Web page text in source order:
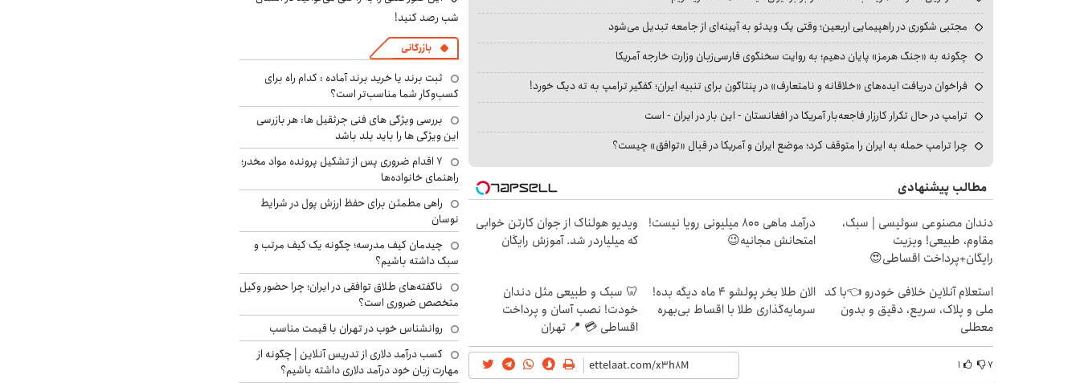
مجتبی شکوری در راهپیمایی اربعین؛ وقتی یک ویدئو به آیینه‌ای از جامعه تبدیل می‌شود
چگونه به «جنگ هرمز» پایان دهیم؛ به روایت سخنگوی فارسی‌زبان وزارت خارجه آمریکا
فراخوان دریافت ایده‌های «خلاقانه و نامتعارف» در پنتاگون برای تنبیه ایران؛ کفگیر ترامپ به ته دیگ خورد!
ترامپ در حال تکرار کارزار فاجعه‌بار آمریکا در افغانستان - این بار در ایران - است
چرا ترامپ حمله به ایران را متوقف کرد؛ موضع ایران و آمریکا در قبال «توافق» چیست؟
مطالب پیشنهادی
دندان مصنوعی سوئیسی | سبک،
مقاوم، طبیعی! ویزیت
رایگان+پرداخت اقساطی😍
درآمد ماهی 800 میلیونی رویا نیست!
امتحانش مجانیه😉
ویدیو هولناک از جوان کارتن خوابی
که میلیاردر شد. آموزش رایگان
استعلام آنلاین خلافی خودرو 👈با کد
ملی و پلاک، سریع، دقیق و بدون
معطلی
الان طلا بخر پولشو 4 ماه دیگه بده!
سرمایه‌گذاری طلا با اقساط بی‌بهره
🦷 سبک و طبیعی مثل دندان
خودت! نصب آسان و پرداخت
اقساطی 💳 📍 تهران
۷ ۱
شب رصد کنید!
بازرگانی
ثبت برند یا خرید برند آماده : کدام راه برای
کسب‌وکار شما مناسب‌تر است؟
بررسی ویژگی های فنی جرثقیل ها: هر بازرسی
این ویژگی ها را باید بلد باشد
۷ اقدام ضروری پس از تشکیل پرونده مواد مخدر؛
راهنمای خانواده‌ها
راهی مطمئن برای حفظ ارزش پول در شرایط
نوسان
چیدمان کیف مدرسه؛ چگونه یک کیف مرتب و
سبک داشته باشیم؟
ناگفته‌های طلاق توافقی در ایران؛ چرا حضور وکیل
متخصص ضروری است؟
روانشناس خوب در تهران با قیمت مناسب
کسب درآمد دلاری از تدریس آنلاین | چگونه از
مهارت زبان خود درآمد دلاری داشته باشیم؟